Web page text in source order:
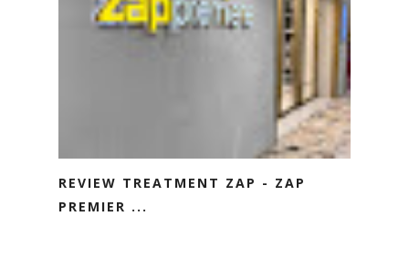
REVIEW TREATMENT ZAP - ZAP
PREMIER ...